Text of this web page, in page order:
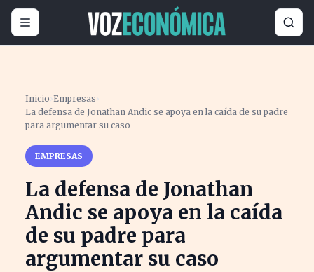
Inicio ›Empresas ›
La defensa de Jonathan Andic se apoya en la caída de su padre
para argumentar su caso
EMPRESAS
La defensa de Jonathan
Andic se apoya en la caída
de su padre para
argumentar su caso